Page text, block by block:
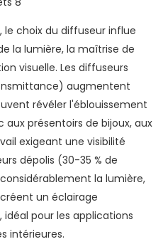
choix du diffuseur influe
la lumière, la maîtrise de
visuelle. Les diffuseurs
augmentent
révéler l'éblouissement
aux présentoirs de bijoux, aux
exigeant une visibilité
dépolis (30-35 % de
la lumière,
un éclairage
pour les applications
intérieures.